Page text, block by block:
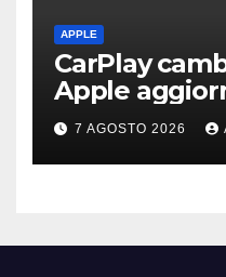
APPLE
CarPlay
Apple
Podcast in
7 AGOSTO 2026